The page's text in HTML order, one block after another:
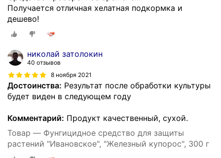
Получается отличная хелатная подкормка и
дешево!
николай затолокин
40 отзывов
8 ноября 2021
Достоинства: Результат после обработки культуры
будет виден в следующем году
Комментарий: Продукт качественный, сухой.
Товар — Фунгицидное средство для защиты
растений "Ивановское", "Железный купорос", 300 г